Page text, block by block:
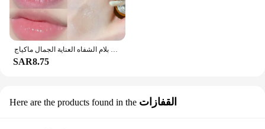
الوردي الكرز العسل ترطيب الشفاه قناع الخوخ الطبيعي للجنسين الشفاه النفط المغذية تتلاشى خطوط الشفاه الشفاه بلام الشفاه العناية الجمال ماكياج
SAR8.75
Here are the products found in the القفازات